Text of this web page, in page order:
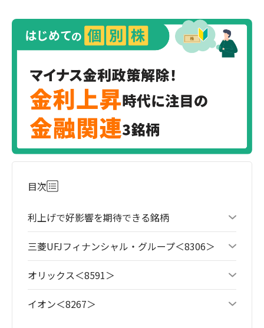
目次
利上げで好影響を期待できる銘柄
三菱UFJフィナンシャル・グループ＜8306＞
オリックス＜8591＞
イオン＜8267＞